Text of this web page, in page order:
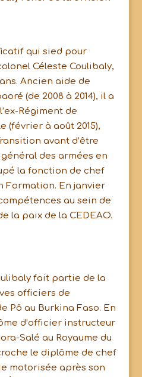
qui sied pour
Céleste Coulibaly,
Ancien aide de
(de 2008 à 2014), il a
Régiment de
(février à août 2015),
avant d’être
des armées en
la fonction de chef
Formation. En janvier
au sein de
la paix de la CEDEAO.
fait partie de la
officiers de
Pô au Burkina Faso. En
d’officier instructeur
Salé au Royaume du
le diplôme de chef
motorisée après son